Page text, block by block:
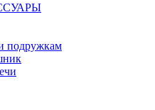
подружкам